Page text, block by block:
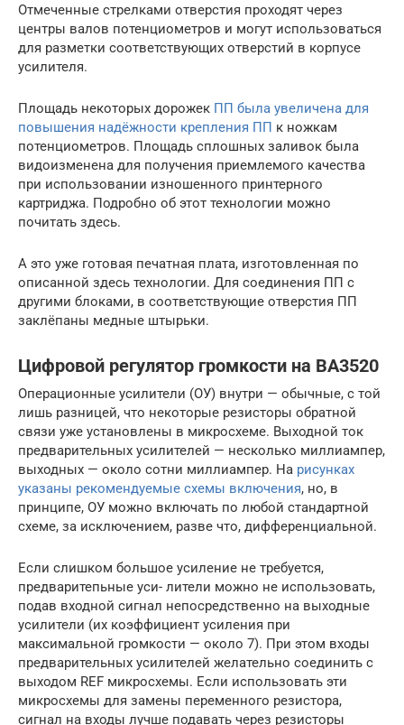
Отмеченные стрелками отверстия проходят через
центры валов потенциометров и могут использоваться
для разметки соответствующих отверстий в корпусе
усилителя.
Площадь некоторых дорожек ПП была увеличена для
повышения надёжности крепления ПП к ножкам
потенциометров. Площадь сплошных заливок была
видоизменена для получения приемлемого качества
при использовании изношенного принтерного
картриджа. Подробно об этот технологии можно
почитать здесь.
А это уже готовая печатная плата, изготовленная по
описанной здесь технологии. Для соединения ПП с
другими блоками, в соответствующие отверстия ПП
заклёпаны медные штырьки.
Цифровой регулятор громкости на BA3520
Операционные усилители (ОУ) внутри — обычные, с той
лишь разницей, что некоторые резисторы обратной
связи уже установлены в микросхеме. Выходной ток
предварительных усилителей — несколько миллиампер,
выходных — около сотни миллиампер. На рисунках
указаны рекомендуемые схемы включения, но, в
принципе, ОУ можно включать по любой стандартной
схеме, за исключением, разве что, дифференциальной.
Если слишком большое усиление не требуется,
предваритепьные уси- лители можно не использовать,
подав входной сигнал непосредственно на выходные
усилители (их коэффициент усиления при
максимальной громкости — около 7). При этом входы
предварительных усилителей желательно соединить с
выходом REF микросхемы. Если использовать эти
микросхемы для замены переменного резистора,
сигнал на входы лучше подавать через резисторы